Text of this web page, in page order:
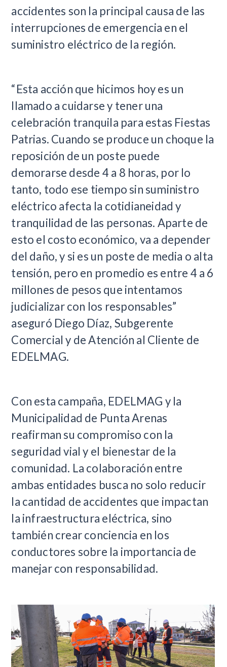
accidentes son la principal causa de las
interrupciones de emergencia en el
suministro eléctrico de la región.
“Esta acción que hicimos hoy es un
llamado a cuidarse y tener una
celebración tranquila para estas Fiestas
Patrias. Cuando se produce un choque la
reposición de un poste puede
demorarse desde 4 a 8 horas, por lo
tanto, todo ese tiempo sin suministro
eléctrico afecta la cotidianeidad y
tranquilidad de las personas. Aparte de
esto el costo económico, va a depender
del daño, y si es un poste de media o alta
tensión, pero en promedio es entre 4 a 6
millones de pesos que intentamos
judicializar con los responsables”
aseguró Diego Díaz, Subgerente
Comercial y de Atención al Cliente de
EDELMAG.
Con esta campaña, EDELMAG y la
Municipalidad de Punta Arenas
reafirman su compromiso con la
seguridad vial y el bienestar de la
comunidad. La colaboración entre
ambas entidades busca no solo reducir
la cantidad de accidentes que impactan
la infraestructura eléctrica, sino
también crear conciencia en los
conductores sobre la importancia de
manejar con responsabilidad.